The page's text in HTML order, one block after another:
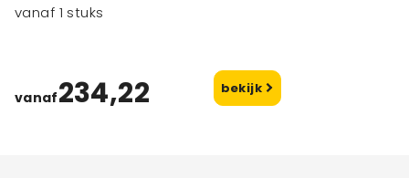
vanaf 1 stuks
vanaf234,22 bekijk